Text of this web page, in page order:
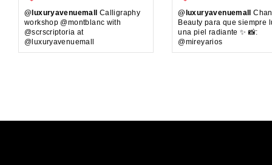
@luxuryavenuemall Calligraphy
workshop @montblanc with
@scrscriptoria at
@luxuryavenuemall
@luxuryavenuemall
Beauty para que siempre
una piel radiante ✨ 📸:
@mireyarios